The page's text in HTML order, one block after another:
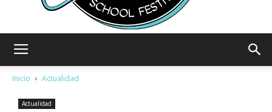
Inicio Actualidad
Actualidad